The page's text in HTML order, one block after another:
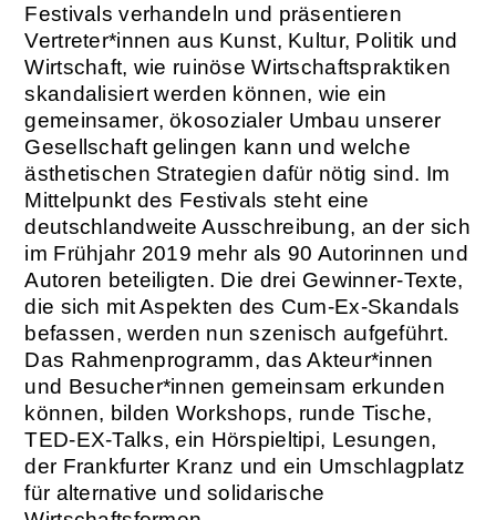
Festivals verhandeln und präsentieren
Vertreter*innen aus Kunst, Kultur, Politik und
Wirtschaft, wie ruinöse Wirtschaftspraktiken
skandalisiert werden können, wie ein
gemeinsamer, ökosozialer Umbau unserer
Gesellschaft gelingen kann und welche
ästhetischen Strategien dafür nötig sind. Im
Mittelpunkt des Festivals steht eine
deutschlandweite Ausschreibung, an der sich
im Frühjahr 2019 mehr als 90 Autorinnen und
Autoren beteiligten. Die drei Gewinner-Texte,
die sich mit Aspekten des Cum-Ex-Skandals
befassen, werden nun szenisch aufgeführt.
Das Rahmenprogramm, das Akteur*innen
und Besucher*innen gemeinsam erkunden
können, bilden Workshops, runde Tische,
TED-EX-Talks, ein Hörspieltipi, Lesungen,
der Frankfurter Kranz und ein Umschlagplatz
für alternative und solidarische